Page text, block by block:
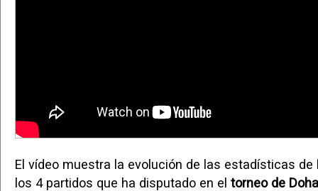
El vídeo muestra la evolución de las estadísticas de
los 4 partidos que ha disputado en el torneo de Doha